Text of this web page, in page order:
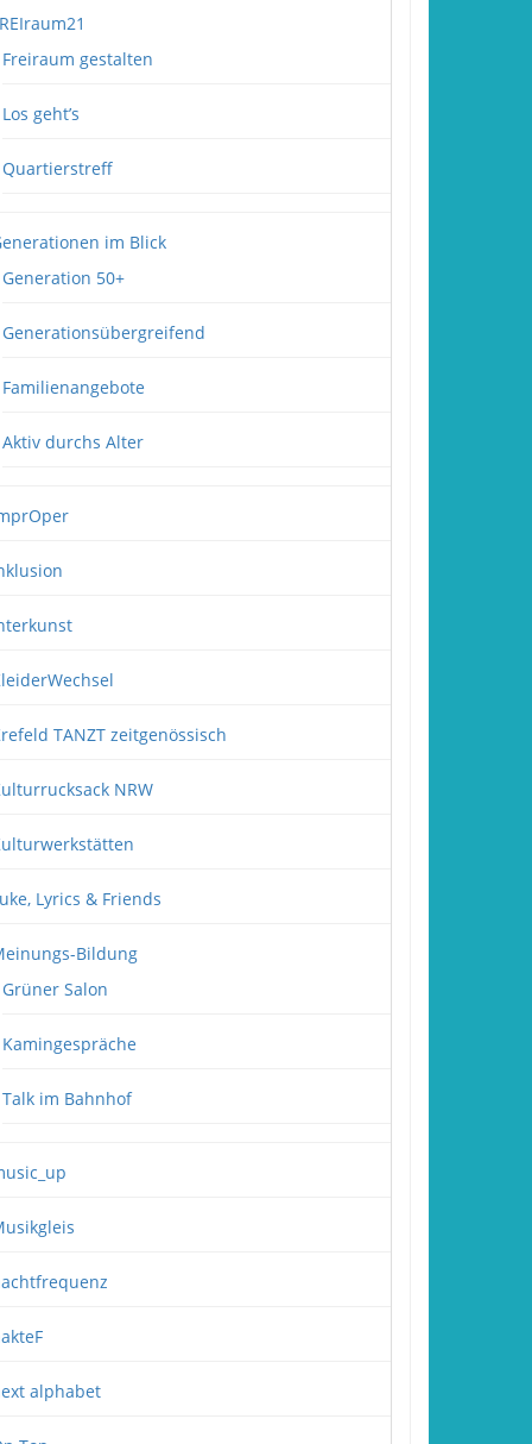
Freiraum gestalten
Los geht’s
Quartierstreff
im Blick
Generation 50+
Generationsübergreifend
Familienangebote
Aktiv durchs Alter
TANZT zeitgenössisch
NRW
Lyrics & Friends
Bildung
Grüner Salon
Kamingespräche
Talk im Bahnhof
alphabet